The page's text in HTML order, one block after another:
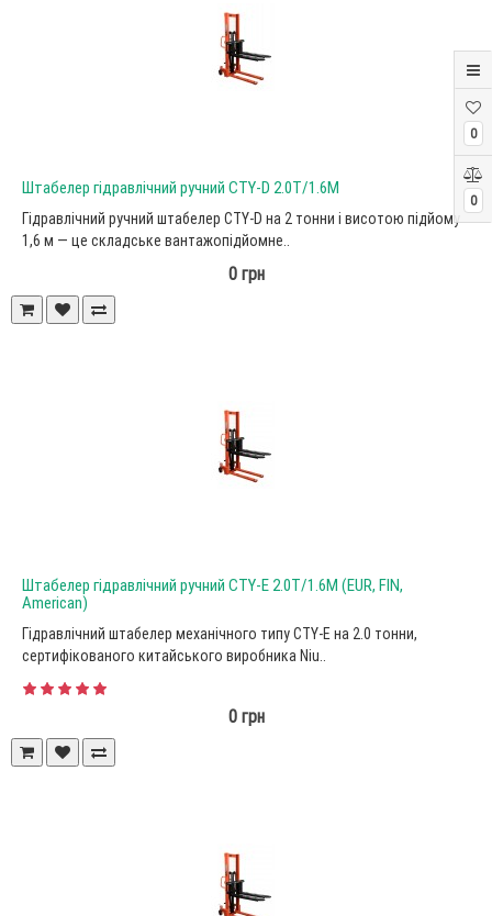
0
0
Штабелер гідравлічний ручний CTY-D 2.0Т/1.6М
Гідравлічний ручний штабелер CTY-D на 2 тонни і висотою підйому
1,6 м — це складське вантажопідйомне..
0 грн
Штабелер гідравлічний ручний CTY-E 2.0Т/1.6М (EUR, FIN,
American)
Гідравлічний штабелер механічного типу CTY-E на 2.0 тонни,
сертифікованого китайського виробника Niu..
0 грн